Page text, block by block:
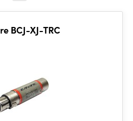
BCJ-XJ-TRC